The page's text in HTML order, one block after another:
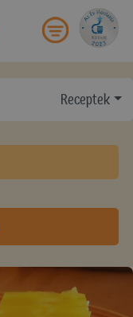
Receptek